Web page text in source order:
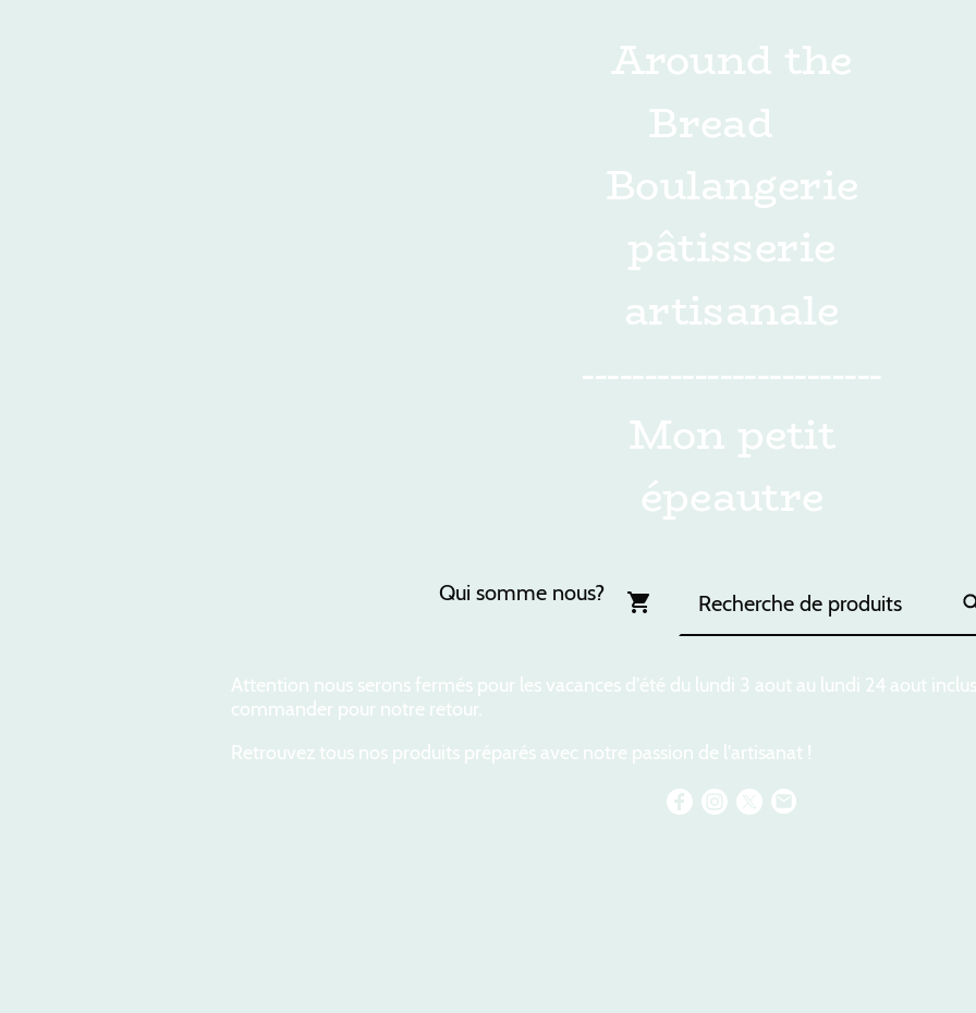
Around the
Bread
Boulangerie
pâtisserie
artisanale
------------------------
Mon petit
épeautre
Qui somme nous?
Attention nous serons fermés pour les vacances d'été du lundi 3 aout au lundi 24 aout
commander pour notre retour.
Retrouvez tous nos produits préparés avec notre passion de l'artisanat !